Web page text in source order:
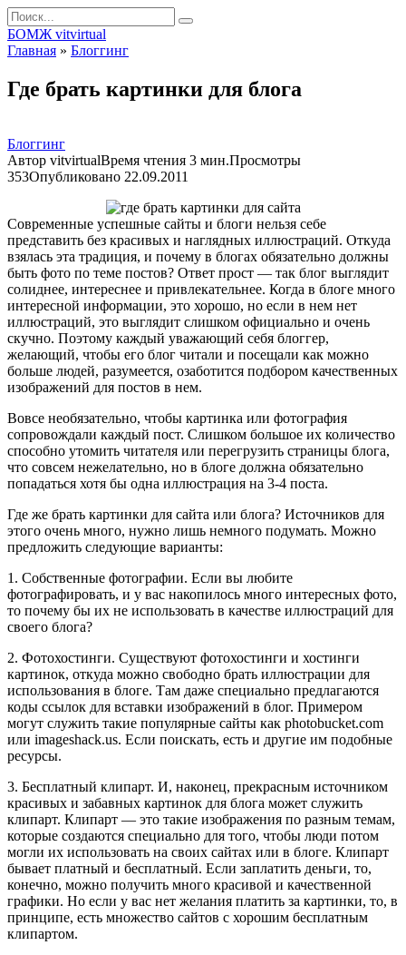
Перейти
к
контенту
Search
for:
БОМЖ vitvirtual
Главная » Блоггинг
Где брать картинки для блога
Блоггинг
Автор vitvirtualВремя чтения 3 мин.Просмотры
353Опубликовано 22.09.2011
Современные успешные сайты и блоги нельзя себе
представить без красивых и наглядных иллюстраций. Откуда
взялась эта традиция, и почему в блогах обязательно должны
быть фото по теме постов? Ответ прост — так блог выглядит
солиднее, интереснее и привлекательнее. Когда в блоге много
интересной информации, это хорошо, но если в нем нет
иллюстраций, это выглядит слишком официально и очень
скучно. Поэтому каждый уважающий себя блоггер,
желающий, чтобы его блог читали и посещали как можно
больше людей, разумеется, озаботится подбором качественных
изображений для постов в нем.
Вовсе необязательно, чтобы картинка или фотография
сопровождали каждый пост. Слишком большое их количество
способно утомить читателя или перегрузить страницы блога,
что совсем нежелательно, но в блоге должна обязательно
попадаться хотя бы одна иллюстрация на 3-4 поста.
Где же брать картинки для сайта или блога? Источников для
этого очень много, нужно лишь немного подумать. Можно
предложить следующие варианты:
1. Собственные фотографии. Если вы любите
фотографировать, и у вас накопилось много интересных фото,
то почему бы их не использовать в качестве иллюстраций для
своего блога?
2. Фотохостинги. Существуют фотохостинги и хостинги
картинок, откуда можно свободно брать иллюстрации для
использования в блоге. Там даже специально предлагаются
коды ссылок для вставки изображений в блог. Примером
могут служить такие популярные сайты как photobucket.com
или imageshack.us. Если поискать, есть и другие им подобные
ресурсы.
3. Бесплатный клипарт. И, наконец, прекрасным источником
красивых и забавных картинок для блога может служить
клипарт. Клипарт — это такие изображения по разным темам,
которые создаются специально для того, чтобы люди потом
могли их использовать на своих сайтах или в блоге. Клипарт
бывает платный и бесплатный. Если заплатить деньги, то,
конечно, можно получить много красивой и качественной
графики. Но если у вас нет желания платить за картинки, то, в
принципе, есть множество сайтов с хорошим бесплатным
клипартом.